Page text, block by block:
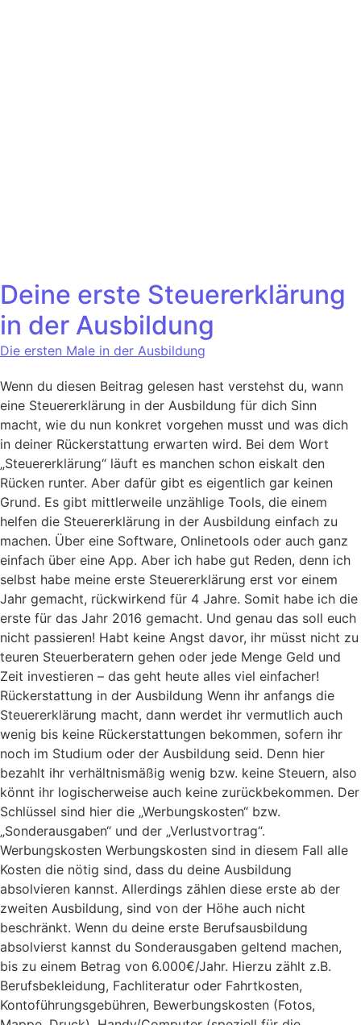
Deine erste Steuererklärung
in der Ausbildung
Die ersten Male in der Ausbildung
Wenn du diesen Beitrag gelesen hast verstehst du, wann
eine Steuererklärung in der Ausbildung für dich Sinn
macht, wie du nun konkret vorgehen musst und was dich
in deiner Rückerstattung erwarten wird. Bei dem Wort
„Steuererklärung“ läuft es manchen schon eiskalt den
Rücken runter. Aber dafür gibt es eigentlich gar keinen
Grund. Es gibt mittlerweile unzählige Tools, die einem
helfen die Steuererklärung in der Ausbildung einfach zu
machen. Über eine Software, Onlinetools oder auch ganz
einfach über eine App. Aber ich habe gut Reden, denn ich
selbst habe meine erste Steuererklärung erst vor einem
Jahr gemacht, rückwirkend für 4 Jahre. Somit habe ich die
erste für das Jahr 2016 gemacht. Und genau das soll euch
nicht passieren! Habt keine Angst davor, ihr müsst nicht zu
teuren Steuerberatern gehen oder jede Menge Geld und
Zeit investieren – das geht heute alles viel einfacher!
Rückerstattung in der Ausbildung Wenn ihr anfangs die
Steuererklärung macht, dann werdet ihr vermutlich auch
wenig bis keine Rückerstattungen bekommen, sofern ihr
noch im Studium oder der Ausbildung seid. Denn hier
bezahlt ihr verhältnismäßig wenig bzw. keine Steuern, also
könnt ihr logischerweise auch keine zurückbekommen. Der
Schlüssel sind hier die „Werbungskosten“ bzw.
„Sonderausgaben“ und der „Verlustvortrag“.
Werbungskosten Werbungskosten sind in diesem Fall alle
Kosten die nötig sind, dass du deine Ausbildung
absolvieren kannst. Allerdings zählen diese erste ab der
zweiten Ausbildung, sind von der Höhe auch nicht
beschränkt. Wenn du deine erste Berufsausbildung
absolvierst kannst du Sonderausgaben geltend machen,
bis zu einem Betrag von 6.000€/Jahr. Hierzu zählt z.B.
Berufsbekleidung, Fachliteratur oder Fahrtkosten,
Kontoführungsgebühren, Bewerbungskosten (Fotos,